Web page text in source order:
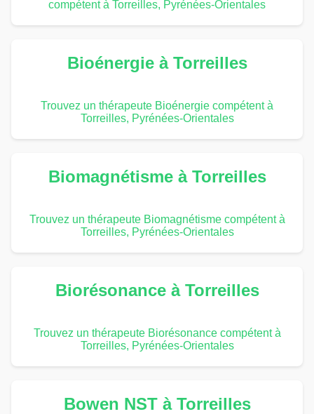
compétent à Torreilles, Pyrénées-Orientales
Bioénergie à Torreilles
Trouvez un thérapeute Bioénergie compétent à
Torreilles, Pyrénées-Orientales
Biomagnétisme à Torreilles
Trouvez un thérapeute Biomagnétisme compétent à
Torreilles, Pyrénées-Orientales
Biorésonance à Torreilles
Trouvez un thérapeute Biorésonance compétent à
Torreilles, Pyrénées-Orientales
Bowen NST à Torreilles